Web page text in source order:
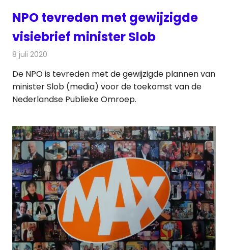
NPO tevreden met gewijzigde
visiebrief minister Slob
8 juli 2020
De NPO is tevreden met de gewijzigde plannen van
minister Slob (media) voor de toekomst van de
Nederlandse Publieke Omroep.